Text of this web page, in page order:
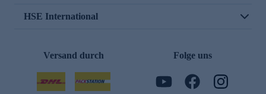
HSE International
Versand durch Folge uns